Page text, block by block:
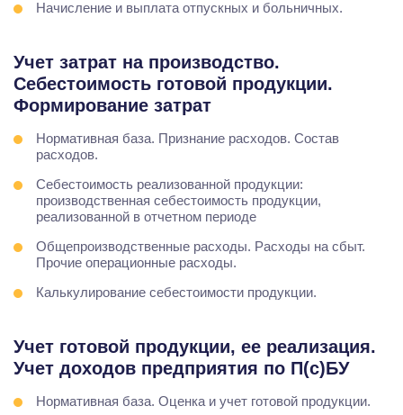
Начисление и выплата отпускных и больничных.
Учет затрат на производство.
Себестоимость готовой продукции.
Формирование затрат
Нормативная база. Признание расходов. Состав
расходов.
Себестоимость реализованной продукции:
производственная себестоимость продукции,
реализованной в отчетном периоде
Общепроизводственные расходы. Расходы на сбыт.
Прочие операционные расходы.
Калькулирование себестоимости продукции.
Учет готовой продукции, ее реализация.
Учет доходов предприятия по П(с)БУ
Нормативная база. Оценка и учет готовой продукции.